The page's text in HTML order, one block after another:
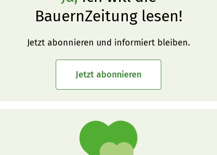
BauernZeitung lesen!
Jetzt abonnieren und informiert bleiben.
Jetzt abonnieren